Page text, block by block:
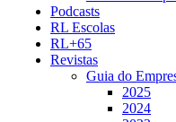
Podcasts
RL Escolas
RL+65
Revistas
Guia do
2025
2024